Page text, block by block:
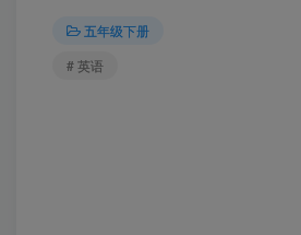
五年级下册
# 英语